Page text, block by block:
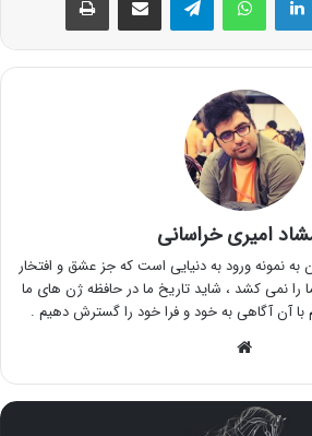
امیری خراسانی
نمونه ورود به دنیایی است که جز عشق و افتخار
را نمی کشد ، شاید تاریخ ما در حافظه ژن های ما
با آن آگاهی به خود و فرا خود را گسترش دهیم .